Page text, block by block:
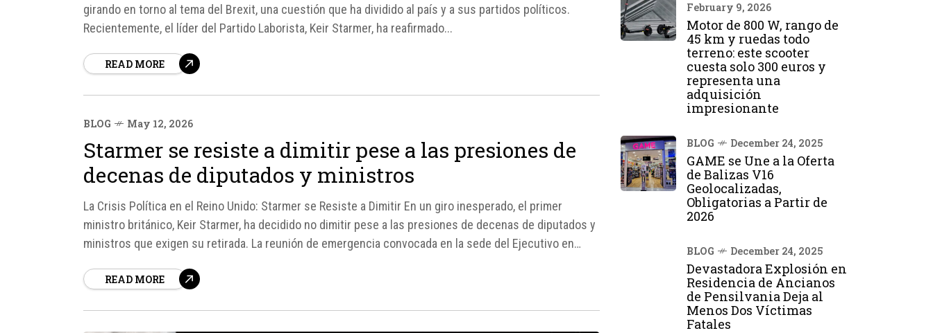
girando en torno al tema del Brexit, una cuestión que ha dividido al país y a sus partidos políticos.
Recientemente, el líder del Partido Laborista, Keir Starmer, ha reafirmado...
READ MORE
BLOG May 12, 2026
Starmer se resiste a dimitir pese a las presiones de
decenas de diputados y ministros
La Crisis Política en el Reino Unido: Starmer se Resiste a Dimitir En un giro inesperado, el primer
ministro británico, Keir Starmer, ha decidido no dimitir pese a las presiones de decenas de diputados y
ministros que exigen su retirada. La reunión de emergencia convocada en la sede del Ejecutivo en
READ MORE
February 9, 2026
Motor de 800 W, rango de
45 km y ruedas todo
terreno: este scooter
cuesta solo 300 euros y
representa una
adquisición
impresionante
BLOG December 24, 2025
GAME se Une a la Oferta
de Balizas V16
Geolocalizadas,
Obligatorias a Partir de
2026
BLOG December 24, 2025
Devastadora Explosión en
Residencia de Ancianos
de Pensilvania Deja al
Menos Dos Víctimas
Fatales